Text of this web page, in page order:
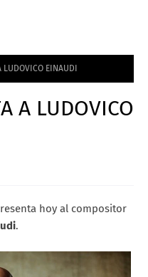
LUDOVICO EINAUDI
A LUDOVICO
hoy al compositor
.